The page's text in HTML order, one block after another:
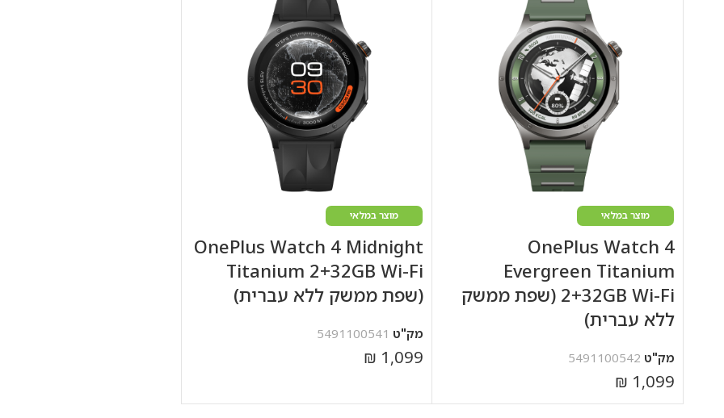
מוצר במלאי
OnePlus Watch 4
Evergreen Titanium
2+32GB Wi-Fi (שפת ממשק
ללא עברית)
מק"ט 5491100542
₪ 1,099
הוספה לסל
מוצר במלאי
OnePlus Watch 4 Midnight
Titanium 2+32GB Wi-Fi
(שפת ממשק ללא עברית)
מק"ט 5491100541
₪ 1,099